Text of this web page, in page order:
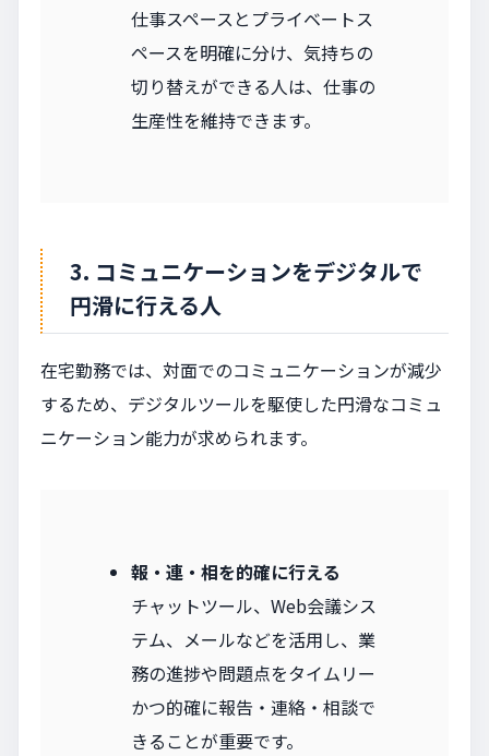
仕事スペースとプライベートス
ペースを明確に分け、気持ちの
切り替えができる人は、仕事の
生産性を維持できます。
3. コミュニケーションをデジタルで
円滑に行える人
在宅勤務では、対面でのコミュニケーションが減少
するため、デジタルツールを駆使した円滑なコミュ
ニケーション能力が求められます。
報・連・相を的確に行える
チャットツール、Web会議シス
テム、メールなどを活用し、業
務の進捗や問題点をタイムリー
かつ的確に報告・連絡・相談で
きることが重要です。